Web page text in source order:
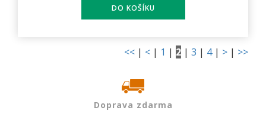
<< | < | 1 | 2 | 3 | 4| > | >>
Doprava zdarma